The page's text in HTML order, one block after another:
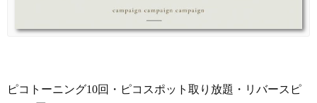
ピコトーニング10回・ピコスポット取り放題・リバースピ